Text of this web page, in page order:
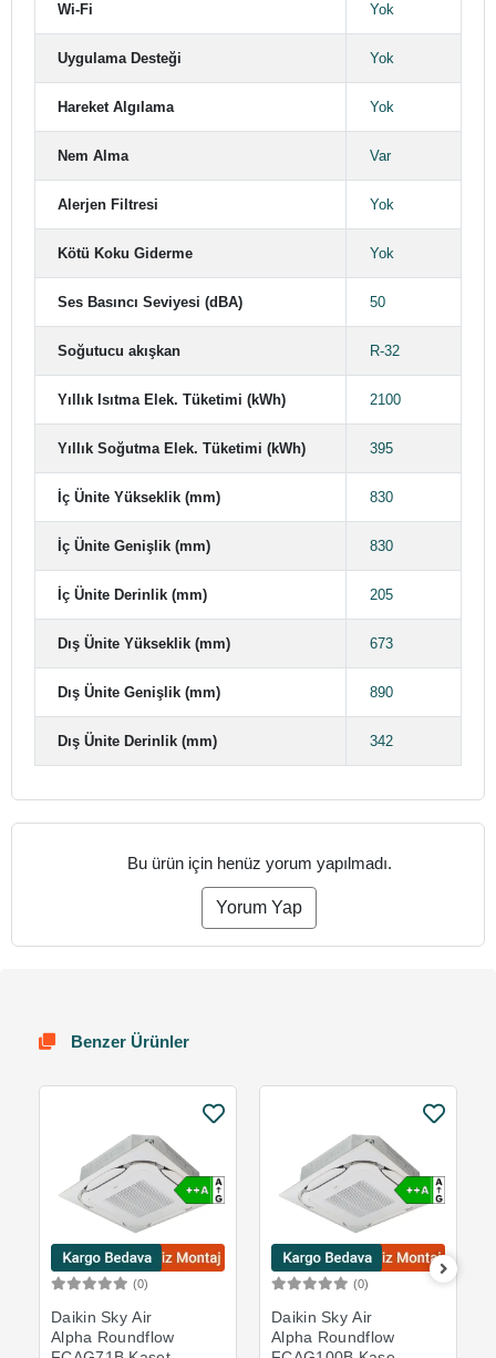
Wi-Fi Yok
Uygulama Desteği Yok
Hareket Algılama Yok
Nem Alma Var
Alerjen Filtresi Yok
Kötü Koku Giderme Yok
Ses Basıncı Seviyesi (dBA) 50
Soğutucu akışkan R-32
Yıllık Isıtma Elek. Tüketimi (kWh) 2100
Yıllık Soğutma Elek. Tüketimi (kWh) 395
İç Ünite Yükseklik (mm) 830
İç Ünite Genişlik (mm) 830
İç Ünite Derinlik (mm) 205
Dış Ünite Yükseklik (mm) 673
Dış Ünite Genişlik (mm) 890
Dış Ünite Derinlik (mm) 342
Bu ürün için henüz yorum yapılmadı.
Yorum Yap
Benzer Ürünler
(0)
Daikin Sky Air
Alpha Roundflow
(0)
Daikin Sky Air
Alpha Roundflow